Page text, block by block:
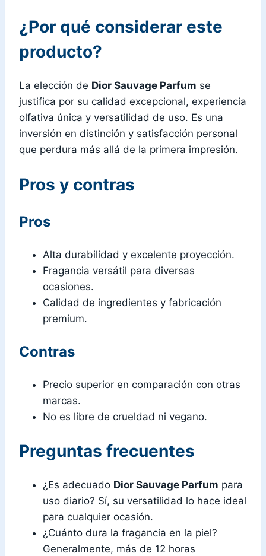
¿Por qué considerar este
producto?
La elección de Dior Sauvage Parfum se
justifica por su calidad excepcional, experiencia
olfativa única y versatilidad de uso. Es una
inversión en distinción y satisfacción personal
que perdura más allá de la primera impresión.
Pros y contras
Pros
Alta durabilidad y excelente proyección.
Fragancia versátil para diversas
ocasiones.
Calidad de ingredientes y fabricación
premium.
Contras
Precio superior en comparación con otras
marcas.
No es libre de crueldad ni vegano.
Preguntas frecuentes
¿Es adecuado Dior Sauvage Parfum para
uso diario? Sí, su versatilidad lo hace ideal
para cualquier ocasión.
¿Cuánto dura la fragancia en la piel?
Generalmente, más de 12 horas